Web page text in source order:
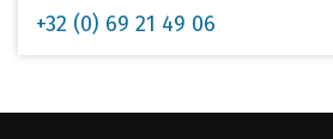
+32 (0) 69 21 49 06